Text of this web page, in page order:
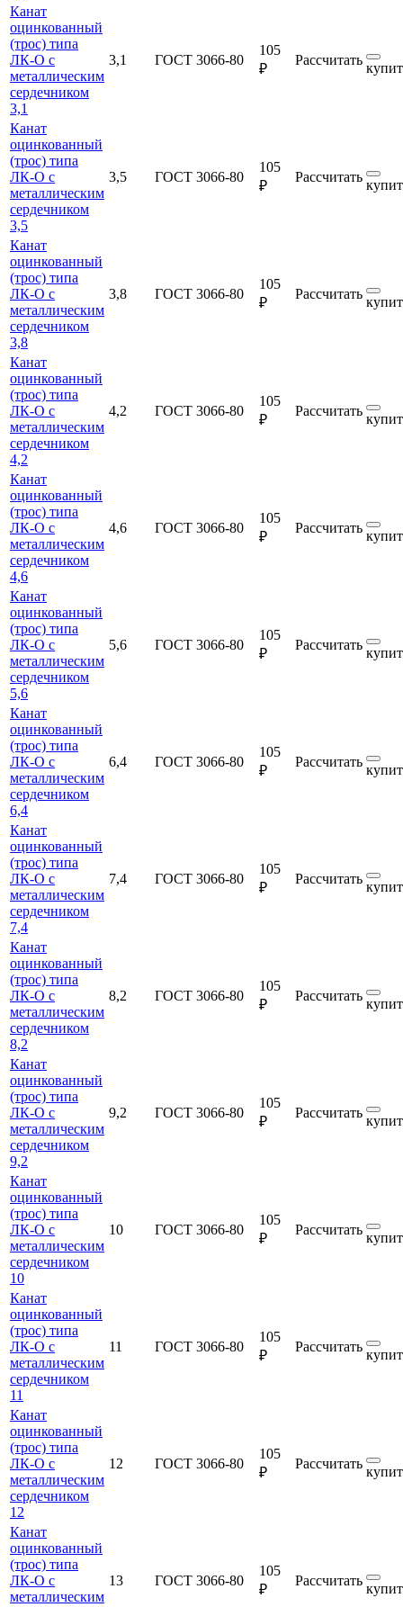
Канат
оцинкованный
(трос) типа
ЛК-О с
металлическим
сердечником
3,1
3,1 ГОСТ 3066-80
105
₽
Рассчитать
Канат
оцинкованный
(трос) типа
ЛК-О с
металлическим
сердечником
3,5
3,5 ГОСТ 3066-80
105
₽
Рассчитать
Канат
оцинкованный
(трос) типа
ЛК-О с
металлическим
сердечником
3,8
3,8 ГОСТ 3066-80
105
₽
Рассчитать
Канат
оцинкованный
(трос) типа
ЛК-О с
металлическим
сердечником
4,2
4,2 ГОСТ 3066-80
105
₽
Рассчитать
Канат
оцинкованный
(трос) типа
ЛК-О с
металлическим
сердечником
4,6
4,6 ГОСТ 3066-80
105
₽
Рассчитать
Канат
оцинкованный
(трос) типа
ЛК-О с
металлическим
сердечником
5,6
5,6 ГОСТ 3066-80
105
₽
Рассчитать
Канат
оцинкованный
(трос) типа
ЛК-О с
металлическим
сердечником
6,4
6,4 ГОСТ 3066-80
105
₽
Рассчитать
Канат
оцинкованный
(трос) типа
ЛК-О с
металлическим
сердечником
7,4
7,4 ГОСТ 3066-80
105
₽
Рассчитать
Канат
оцинкованный
(трос) типа
ЛК-О с
металлическим
сердечником
8,2
8,2 ГОСТ 3066-80
105
₽
Рассчитать
Канат
оцинкованный
(трос) типа
ЛК-О с
металлическим
сердечником
9,2
9,2 ГОСТ 3066-80
105
₽
Рассчитать
Канат
оцинкованный
(трос) типа
ЛК-О с
металлическим
сердечником
10
10 ГОСТ 3066-80
105
₽
Рассчитать
Канат
оцинкованный
(трос) типа
ЛК-О с
металлическим
сердечником
11
11 ГОСТ 3066-80
105
₽
Рассчитать
Канат
оцинкованный
(трос) типа
ЛК-О с
металлическим
сердечником
12
12 ГОСТ 3066-80
105
₽
Рассчитать
Канат
оцинкованный
(трос) типа
ЛК-О с
металлическим
13 ГОСТ 3066-80
105
₽
Рассчитать